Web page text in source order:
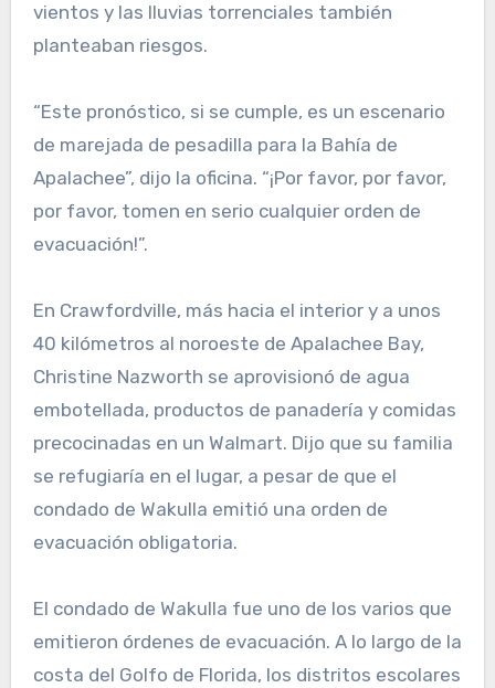
vientos y las lluvias torrenciales también
planteaban riesgos.
“Este pronóstico, si se cumple, es un escenario
de marejada de pesadilla para la Bahía de
Apalachee”, dijo la oficina. “¡Por favor, por favor,
por favor, tomen en serio cualquier orden de
evacuación!”.
En Crawfordville, más hacia el interior y a unos
40 kilómetros al noroeste de Apalachee Bay,
Christine Nazworth se aprovisionó de agua
embotellada, productos de panadería y comidas
precocinadas en un Walmart. Dijo que su familia
se refugiaría en el lugar, a pesar de que el
condado de Wakulla emitió una orden de
evacuación obligatoria.
El condado de Wakulla fue uno de los varios que
emitieron órdenes de evacuación. A lo largo de la
costa del Golfo de Florida, los distritos escolares